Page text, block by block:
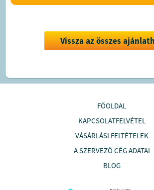
Vissza az összes
FŐOLDAL
KAPCSOLATFELVÉTEL
VÁSÁRLÁSI FELTÉTELEK
A SZERVEZŐ CÉG ADATAI
BLOG